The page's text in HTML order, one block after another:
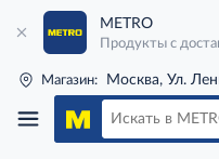
METRO
Продукты с
Магазин: Москва, Ул.